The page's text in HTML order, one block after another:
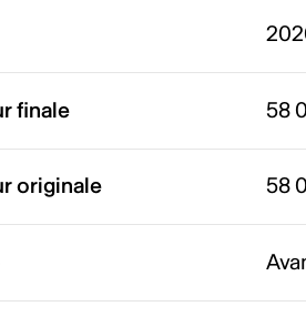
finale 58
originale 58